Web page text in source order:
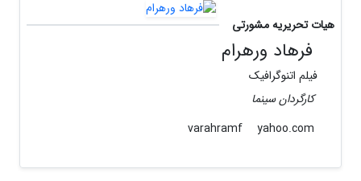
هیات تحریریه مشورتی
فرهاد ورهرام
فیلم اتنوگرافیک
کارگردان سینما
yahoo.com